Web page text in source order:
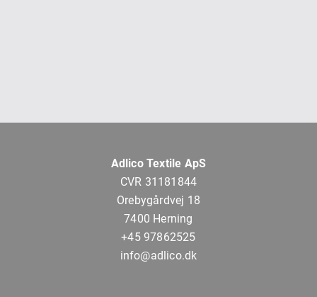
Adlico Textile ApS
CVR 31181844
Orebygårdvej 18
7400 Herning
+45 97862525
info@adlico.dk